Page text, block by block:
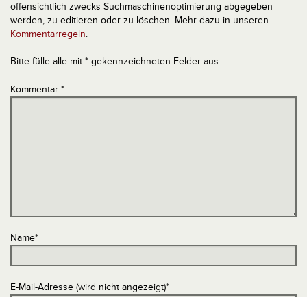
offensichtlich zwecks Suchmaschinenoptimierung abgegeben
werden, zu editieren oder zu löschen. Mehr dazu in unseren
Kommentarregeln.
Bitte fülle alle mit * gekennzeichneten Felder aus.
Kommentar *
Name*
E-Mail-Adresse (wird nicht angezeigt)*